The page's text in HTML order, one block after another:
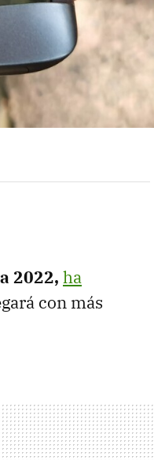
2022, ha
con más